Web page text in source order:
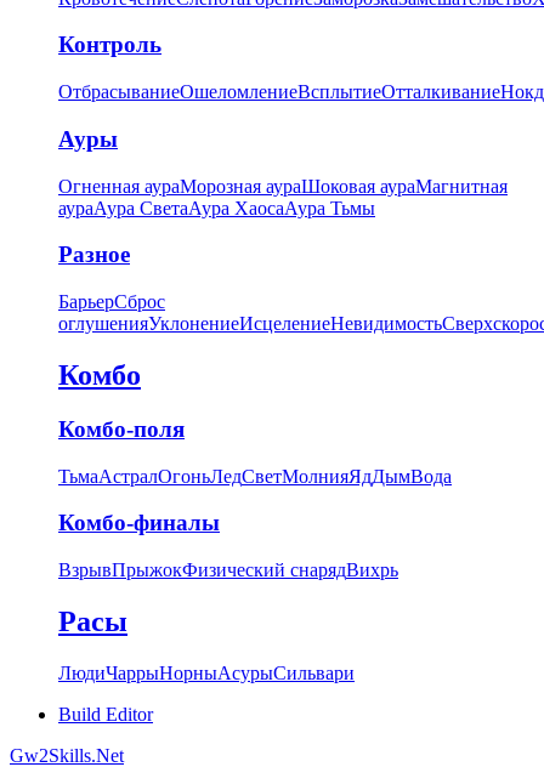
Контроль
ОтбрасываниеОшеломлениеВсплытиеОтталкивание
Ауры
Огненная аураМорозная аураШоковая аураМагнитная
аураАура СветаАура ХаосаАура Тьмы
Разное
БарьерСброс
оглушенияУклонениеИсцелениеНевидимость
Комбо
Комбо-поля
ТьмаАстралОгоньЛедСветМолнияЯдДымВода
Комбо-финалы
ВзрывПрыжокФизический снарядВихрь
Расы
ЛюдиЧаррыНорныАсурыСильвари
Build Editor
Gw2Skills.Net